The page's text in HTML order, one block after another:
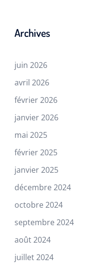
Archives
juin 2026
avril 2026
février 2026
janvier 2026
mai 2025
février 2025
janvier 2025
décembre 2024
octobre 2024
septembre 2024
août 2024
juillet 2024